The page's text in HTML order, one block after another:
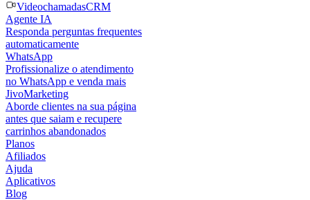
VideochamadasCRM
Agente IA
Responda perguntas frequentes
automaticamente
WhatsApp
Profissionalize o atendimento
no WhatsApp e venda mais
JivoMarketing
Aborde clientes na sua página
antes que saiam e recupere
carrinhos abandonados
Planos
Afiliados
Ajuda
Aplicativos
Blog